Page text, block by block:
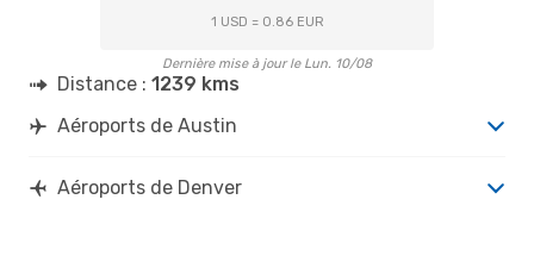
1 USD = 0.86 EUR
Dernière mise à jour le Lun. 10/08
Distance : 1239 kms
Aéroports de Austin
Aéroports de Denver